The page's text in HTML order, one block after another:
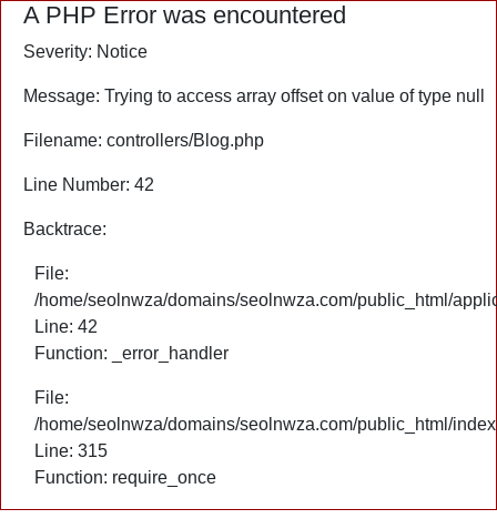
A PHP Error was encountered
Severity: Notice
Message: Trying to access array offset on value of type null
Filename: controllers/Blog.php
Line Number: 42
Backtrace:
File:
/home/seolnwza/domains/seolnwza.com/public_html/
Line: 42
Function: _error_handler
File:
/home/seolnwza/domains/seolnwza.com/public_html/
Line: 315
Function: require_once